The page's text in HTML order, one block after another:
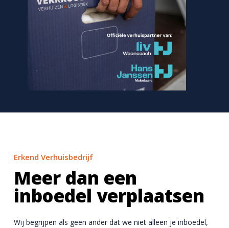
Erkend Verhuisbedrijf
Meer dan een
inboedel verplaatsen
Wij begrijpen als geen ander dat we niet alleen je inboedel,